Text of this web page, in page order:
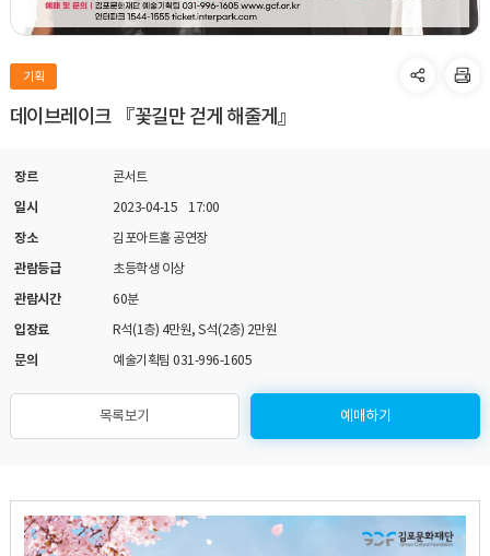
기획
데이브레이크 『꽃길만 걷게 해줄게』
장르
콘서트
일시
2023-04-15 17:00
장소
김포아트홀 공연장
관람등급
초등학생 이상
관람시간
60분
입장료
R석(1층) 4만원, S석(2층) 2만원
문의
예술기획팀 031-996-1605
목록보기 예매하기